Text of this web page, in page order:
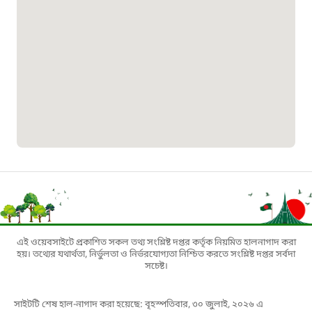
১৬৪৪৫
পাসপোর্ট বাতায়ন হটলাইন
১৬১৭১
এই ওয়েবসাইটে প্রকাশিত সকল তথ্য সংশ্লিষ্ট দপ্তর কর্তৃক নিয়মিত হালনাগাদ করা
হয়। তথ্যের যথার্থতা, নির্ভুলতা ও নির্ভরযোগ্যতা নিশ্চিত করতে সংশ্লিষ্ট দপ্তর সর্বদা
সচেষ্ট।
সাইটটি শেষ হাল-নাগাদ করা হয়েছে: বৃহস্পতিবার, ৩০ জুলাই, ২০২৬ এ